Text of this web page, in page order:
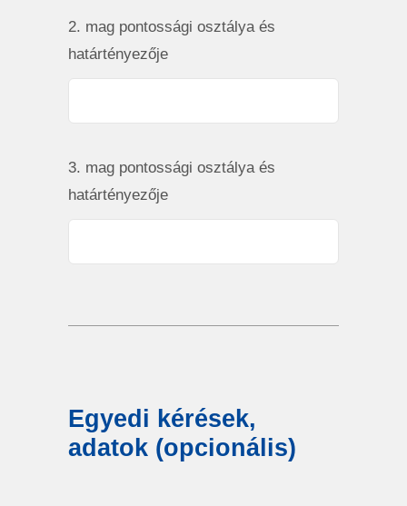
2. mag pontossági osztálya és
határtényezője
3. mag pontossági osztálya és
határtényezője
Egyedi kérések,
adatok (opcionális)